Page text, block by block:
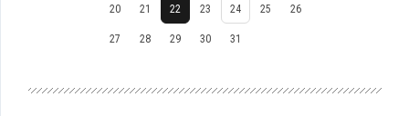
20 21 22 23 24 25 26
27 28 29 30 31